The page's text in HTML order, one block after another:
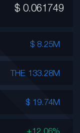
$ 0.061749
$ 8.25M
THE 133.28M
$ 19.74M
+12.06%